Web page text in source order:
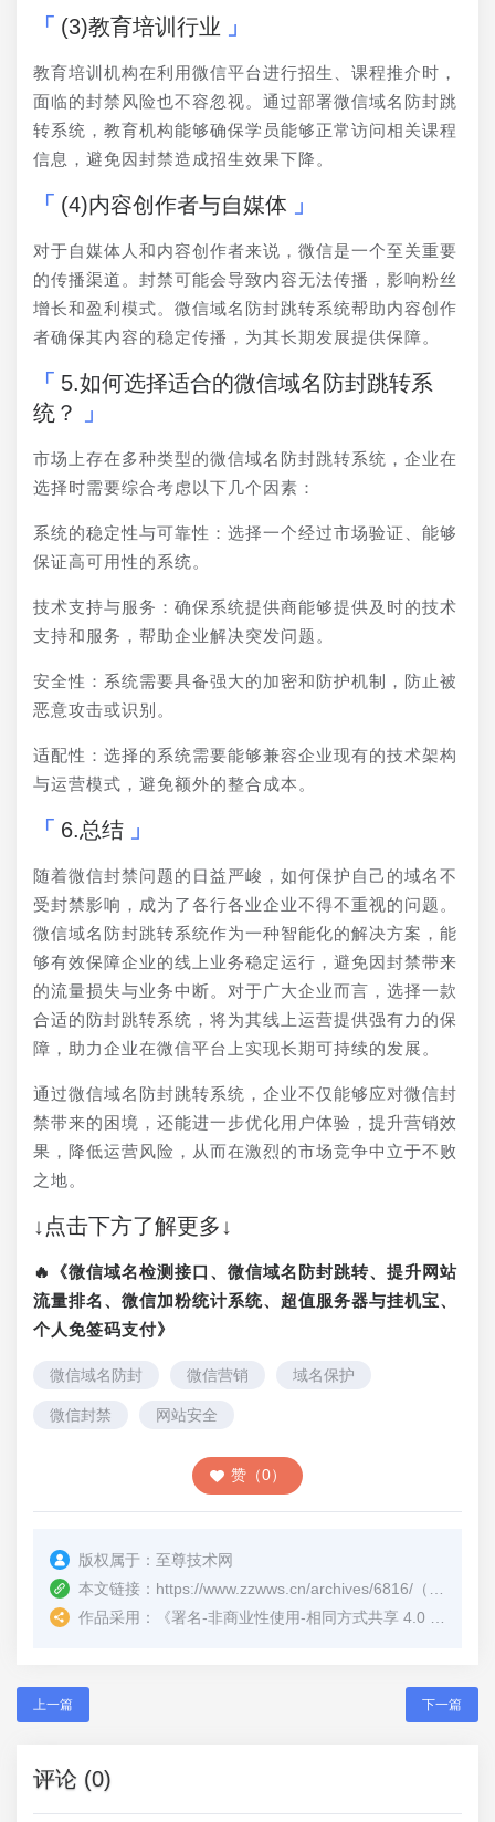
(3)教育培训行业
教育培训机构在利用微信平台进行招生、课程推介时，
面临的封禁风险也不容忽视。通过部署微信域名防封跳
转系统，教育机构能够确保学员能够正常访问相关课程
信息，避免因封禁造成招生效果下降。
(4)内容创作者与自媒体
对于自媒体人和内容创作者来说，微信是一个至关重要
的传播渠道。封禁可能会导致内容无法传播，影响粉丝
增长和盈利模式。微信域名防封跳转系统帮助内容创作
者确保其内容的稳定传播，为其长期发展提供保障。
5.如何选择适合的微信域名防封跳转系
统？
市场上存在多种类型的微信域名防封跳转系统，企业在
选择时需要综合考虑以下几个因素：
系统的稳定性与可靠性：选择一个经过市场验证、能够
保证高可用性的系统。
技术支持与服务：确保系统提供商能够提供及时的技术
支持和服务，帮助企业解决突发问题。
安全性：系统需要具备强大的加密和防护机制，防止被
恶意攻击或识别。
适配性：选择的系统需要能够兼容企业现有的技术架构
与运营模式，避免额外的整合成本。
6.总结
随着微信封禁问题的日益严峻，如何保护自己的域名不
受封禁影响，成为了各行各业企业不得不重视的问题。
微信域名防封跳转系统作为一种智能化的解决方案，能
够有效保障企业的线上业务稳定运行，避免因封禁带来
的流量损失与业务中断。对于广大企业而言，选择一款
合适的防封跳转系统，将为其线上运营提供强有力的保
障，助力企业在微信平台上实现长期可持续的发展。
通过微信域名防封跳转系统，企业不仅能够应对微信封
禁带来的困境，还能进一步优化用户体验，提升营销效
果，降低运营风险，从而在激烈的市场竞争中立于不败
之地。
↓点击下方了解更多↓
🔥《微信域名检测接口、微信域名防封跳转、提升网站
流量排名、微信加粉统计系统、超值服务器与挂机宝、
个人免签码支付》
微信域名防封 微信营销 域名保护
微信封禁 网站安全
赞（0）
版权属于： 至尊技术网
本文链接： https://www.zzwws.cn/archives/6816/ （转载时请注明本文出处及文章链接）
作品采用：
《署名-非商业性使用-相同方式共享 4.0 国际 (CC BY-NC-SA 4.0)
上一篇 下一篇
评论 (0)